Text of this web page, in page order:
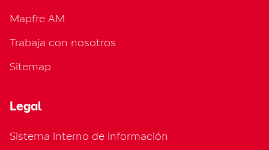
Mapfre AM
Trabaja con nosotros
Sitemap
Legal
Sistema interno de información